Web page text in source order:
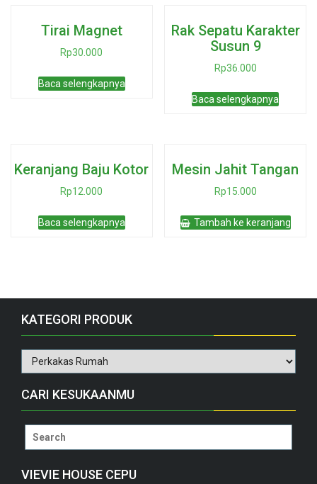
Tirai Magnet
Rp30.000
Baca selengkapnya
Rak Sepatu Karakter
Susun 9
Rp36.000
Baca selengkapnya
Keranjang Baju Kotor
Rp12.000
Baca selengkapnya
Mesin Jahit Tangan
Rp15.000
Tambah ke keranjang
KATEGORI PRODUK
CARI KESUKAANMU
Search
VIEVIE HOUSE CEPU